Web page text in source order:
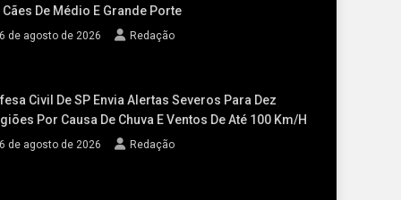
Cães De Médio E Grande Porte
6 de agosto de 2026 Redação
Civil De SP Envia Alertas Severos Para Dez
Por Causa De Chuva E Ventos De Até 100 Km/h
6 de agosto de 2026 Redação